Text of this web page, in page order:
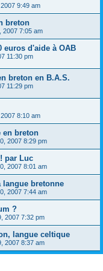
9:49 am
breton
2007 7:05 am
euros d'aide à OAB
11:30 pm
breton en B.A.S.
11:29 pm
8:10 am
en breton
2007 8:29 pm
par Luc
2007 8:01 am
langue bretonne
2007 7:44 am
?
2007 7:32 pm
langue celtique
2007 8:37 am